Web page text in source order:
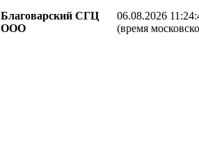
Благоварский СГЦ
ООО
06.08.2026
(время